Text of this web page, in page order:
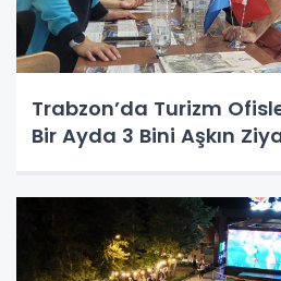
Trabzon’da Turizm
Bir Ayda 3 Bini Aşkın